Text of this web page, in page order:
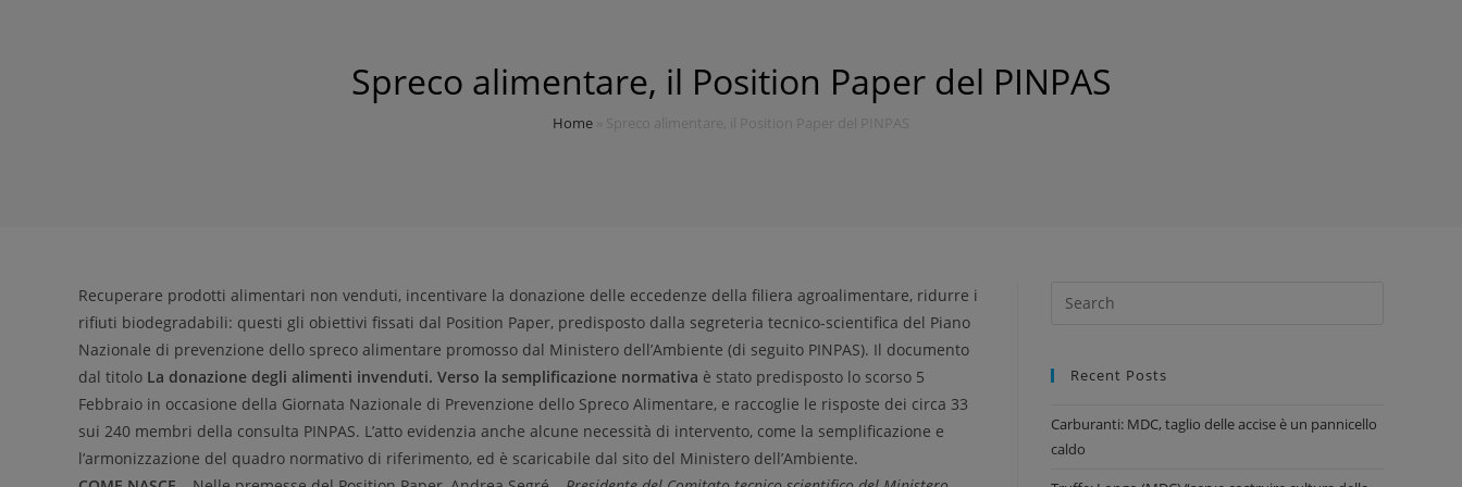
Spreco alimentare, il Position Paper del PINPAS
Home Spreco alimentare, il Position Paper del PINPAS
Recuperare prodotti alimentari non venduti, incentivare la donazione delle eccedenze della filiera agroalimentare, ridurre i
rifiuti biodegradabili: questi gli obiettivi fissati dal Position Paper, predisposto dalla segreteria tecnico-scientifica del Piano
Nazionale di prevenzione dello spreco alimentare promosso dal Ministero dell’Ambiente (di seguito PINPAS). Il documento
dal titolo La donazione degli alimenti invenduti. Verso la semplificazione normativa è stato predisposto lo scorso 5
Febbraio in occasione della Giornata Nazionale di Prevenzione dello Spreco Alimentare, e raccoglie le risposte dei circa 33
sui 240 membri della consulta PINPAS. L’atto evidenzia anche alcune necessità di intervento, come la semplificazione e
l’armonizzazione del quadro normativo di riferimento, ed è scaricabile dal sito del Ministero dell’Ambiente.
Recent Posts
Carburanti: MDC, taglio delle accise è un pannicello
caldo